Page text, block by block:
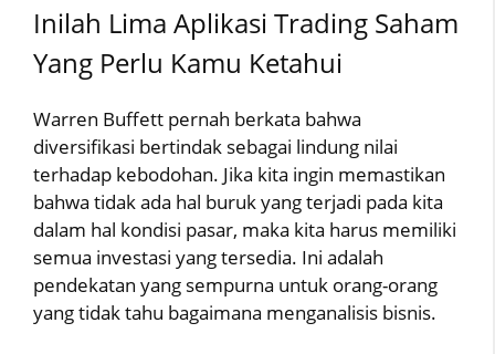
Inilah Lima Aplikasi Trading Saham
Yang Perlu Kamu Ketahui
Warren Buffett pernah berkata bahwa
diversifikasi bertindak sebagai lindung nilai
terhadap kebodohan. Jika kita ingin memastikan
bahwa tidak ada hal buruk yang terjadi pada kita
dalam hal kondisi pasar, maka kita harus memiliki
semua investasi yang tersedia. Ini adalah
pendekatan yang sempurna untuk orang-orang
yang tidak tahu bagaimana menganalisis bisnis.